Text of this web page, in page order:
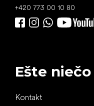
+420 773 00 10 80
Ešte niečo
Kontakt